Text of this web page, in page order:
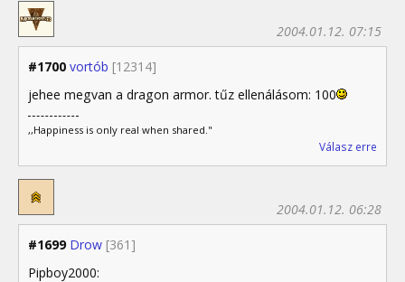
#1700 vortób [12314]
2004.01.12. 07:15
jehee megvan a dragon armor. tűz ellenálásom: 100
,,Happiness is only real when shared."
Válasz erre
#1699 Drow [361]
2004.01.12. 06:28
Pipboy2000: